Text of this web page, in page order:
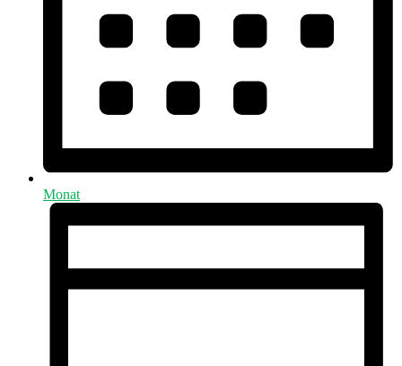
Monat